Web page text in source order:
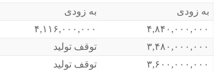
به زودی
به زودی
۴,۸۴۰,۰۰۰,۰۰۰
۴,۱۱۶,۰۰۰,۰۰۰
۳,۴۸۰,۰۰۰,۰۰۰
توقف تولید
۳,۶۰۰,۰۰۰,۰۰۰ توقف تولید